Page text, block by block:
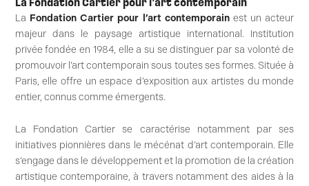
La Fondation Cartier pour l’art contemporain
La Fondation Cartier pour l’art contemporainest un acteur
majeur dans le paysage artistique international. Institution
privée fondée en 1984, elle a su se distinguer par sa volonté de
promouvoir l’art contemporain sous toutes ses formes. Située à
Paris, elle offre un espace d’exposition aux artistes du monde
entier, connus comme émergents.
La Fondation Cartier se caractérise notamment par ses
initiatives pionnières dans le mécénat d’art contemporain. Elle
s’engage dans le développement et la promotion de la création
artistique contemporaine, à travers notamment des aides à la